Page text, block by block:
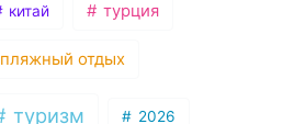
китай турция
пляжный отдых
туризм 2026